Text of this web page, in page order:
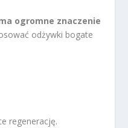
ogromne znaczenie
odżywki bogate
regenerację.